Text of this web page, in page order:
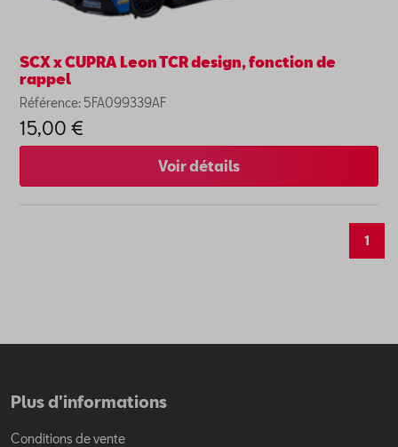
SCX x CUPRA Leon TCR design, fonction de
rappel
Référence: 5FA099339AF
15,00 €
Voir détails
1
Plus d'informations
Conditions de vente